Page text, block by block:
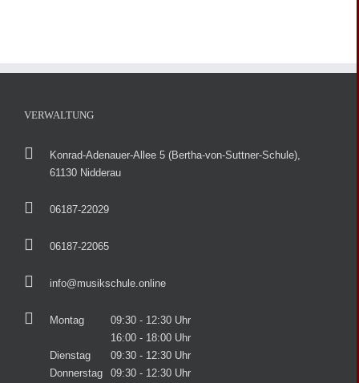
VERWALTUNG
Konrad-Adenauer-Allee 5 (Bertha-von-Suttner-Schule),
61130 Nidderau
06187-22029
06187-22065
info@musikschule.online
Montag
09:30 - 12:30 Uhr
16:00 - 18:00 Uhr
Dienstag
09:30 - 12:30 Uhr
Donnerstag
09:30 - 12:30 Uhr